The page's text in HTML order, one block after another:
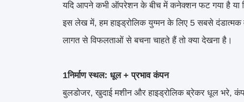
यदि आपने कभी ऑपरेशन के बीच में कनेक्शन फट गया है या
इस लेख में, हम हाइड्रोलिक युग्मन के लिए 5 सबसे दंडात्मक
लागत से विफलताओं से बचना चाहते हैं तो क्या देखना है।
1निर्माण स्थल: धूल + प्रभाव कंपन
बुलडोजर, खुदाई मशीन और हाइड्रोलिक ब्रेकर धूल भरे,